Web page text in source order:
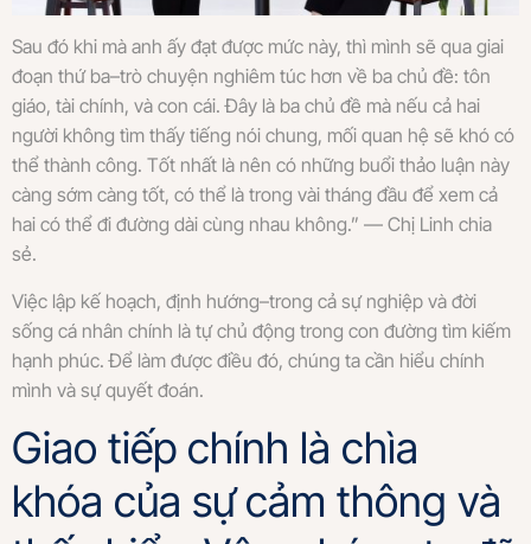
Sau đó khi mà anh ấy đạt được mức này, thì mình sẽ qua giai
đoạn thứ ba–trò chuyện nghiêm túc hơn về ba chủ đề: tôn
giáo, tài chính, và con cái. Đây là ba chủ đề mà nếu cả hai
người không tìm thấy tiếng nói chung, mối quan hệ sẽ khó có
thể thành công. Tốt nhất là nên có những buổi thảo luận này
càng sớm càng tốt, có thể là trong vài tháng đầu để xem cả
hai có thể đi đường dài cùng nhau không.” — Chị Linh chia
sẻ.
Việc lập kế hoạch, định hướng–trong cả sự nghiệp và đời
sống cá nhân chính là tự chủ động trong con đường tìm kiếm
hạnh phúc. Để làm được điều đó, chúng ta cần hiểu chính
mình và sự quyết đoán.
Giao tiếp chính là chìa
khóa của sự cảm thông và